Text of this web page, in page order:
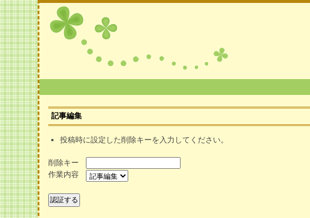
記事編集
投稿時に設定した削除キーを入力してください。
削除キー
作業内容